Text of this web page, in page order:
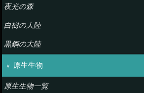
夜光の森
白樹の大陸
黒鋼の大陸
原生生物
原生生物一覧